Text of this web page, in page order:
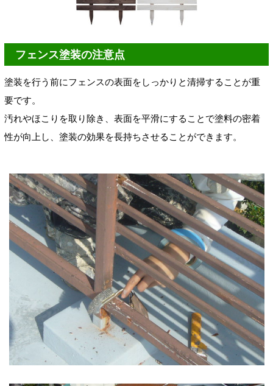
フェンス塗装の注意点
塗装を行う前にフェンスの表面をしっかりと清掃することが重
要です。
汚れやほこりを取り除き、表面を平滑にすることで塗料の密着
性が向上し、塗装の効果を長持ちさせることができます。